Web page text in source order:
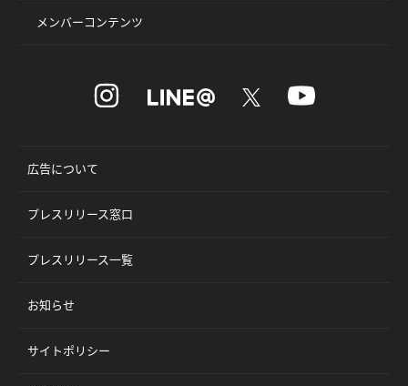
メンバーコンテンツ
広告について
プレスリリース窓口
プレスリリース一覧
お知らせ
サイトポリシー